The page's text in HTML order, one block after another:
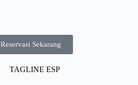
Reservasi Sekarang